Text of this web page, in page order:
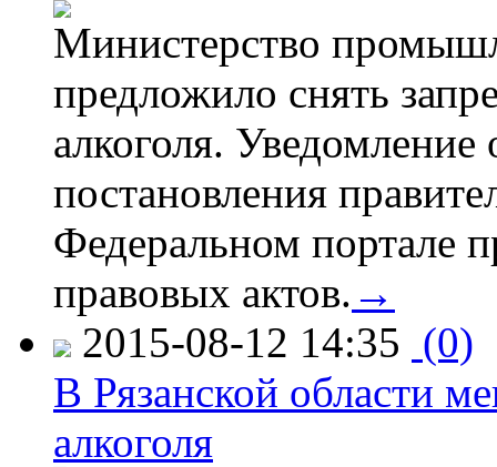
Министерство
предложило снять
алкоголя. Уведомление
постановления
Федеральном портале
правовых актов. →
2015-08-12 14:35 (0)
В Рязанской области
алкоголя